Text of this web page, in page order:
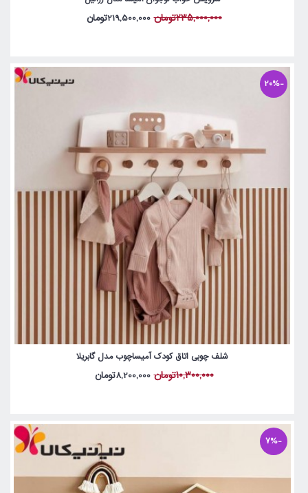
235,000,000تومان 219,500,000تومان
-20%
شلف چوبی اتاق کودک آمیساچوب مدل گابریلا
10,300,000تومان 8,200,000تومان
-7%